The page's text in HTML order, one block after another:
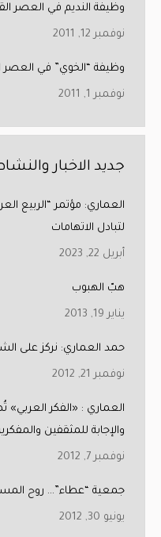
وظيفة النديم في العصر
نوفمبر 12, 2011
وظيفة “الخوي” في العصر
نوفمبر 1, 2011
جديد الاخبار
العماري: مؤتمر “الربيع
لتبادل الاتهامات
أبريل 22, 2023
هبّ الهبوب
يناير 19, 2013
حمد العماري: نركز على
نوفمبر 21, 2012
العماري : «الفكر العربي»
والإجابة للمثقفين
نوفمبر 7, 2012
جمعية “عطاء”… روح
يونيو 30, 2012